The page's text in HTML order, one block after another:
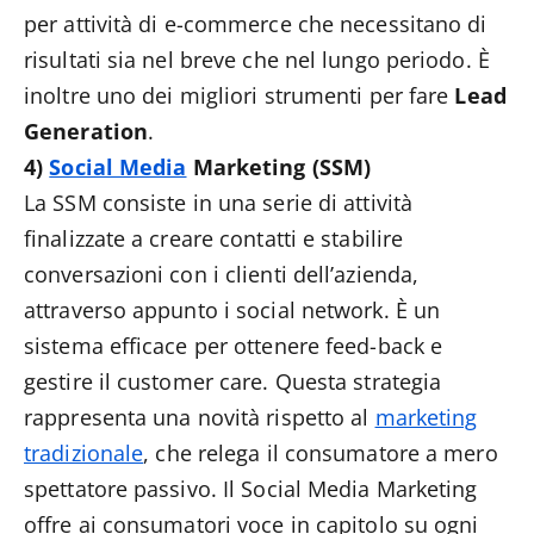
per attività di e-commerce che necessitano di
risultati sia nel breve che nel lungo periodo. È
inoltre uno dei migliori strumenti per fare Lead
Generation.
4)Social Media Marketing (SSM)
La SSM consiste in una serie di attività
finalizzate a creare contatti e stabilire
conversazioni con i clienti dell’azienda,
attraverso appunto i social network. È un
sistema efficace per ottenere feed-back e
gestire il customer care. Questa strategia
rappresenta una novità rispetto al marketing
tradizionale, che relega il consumatore a mero
spettatore passivo. Il Social Media Marketing
offre ai consumatori voce in capitolo su ogni